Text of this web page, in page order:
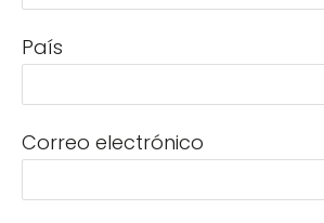
País
Correo electrónico